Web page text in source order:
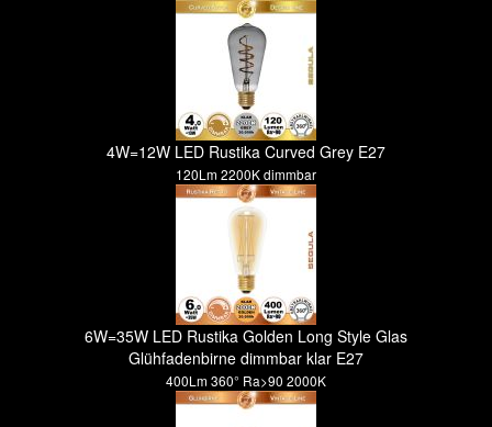
4W=12W LED Rustika Curved Grey E27
120Lm 2200K dimmbar
6W=35W LED Rustika Golden Long Style Glas
Glühfadenbirne dimmbar klar E27
400Lm 360° Ra>90 2000K